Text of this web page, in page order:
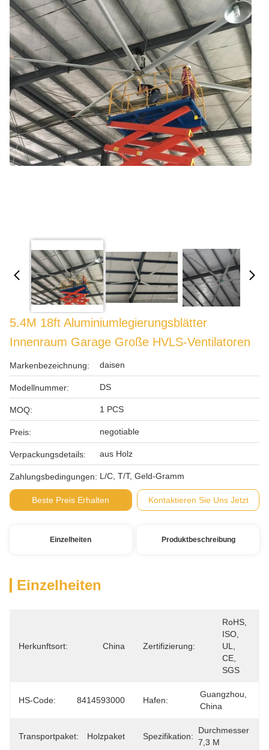
5.4M 18ft Aluminiumlegierungsblätter
Innenraum Garage Große HVLS-Ventilatoren
Markenbezeichnung: daisen
Modellnummer: DS
MOQ: 1 PCS
Preis: negotiable
Verpackungsdetails: aus Holz
Zahlungsbedingungen: L/C, T/T, Geld-Gramm
Beste Preis Erhalten Kontaktieren Sie Uns Jetzt
Einzelheiten Produktbeschreibung
Einzelheiten
Herkunftsort: China Zertifizierung:
RoHS,
ISO,
UL,
CE,
SGS
HS-Code: 8414593000 Hafen:
Guangzhou,
China
Transportpaket: Holzpaket Spezifikation:
Durchmesser
7,3 M